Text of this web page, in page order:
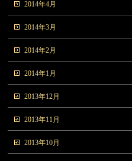
2014年4月
2014年3月
2014年2月
2014年1月
2013年12月
2013年11月
2013年10月